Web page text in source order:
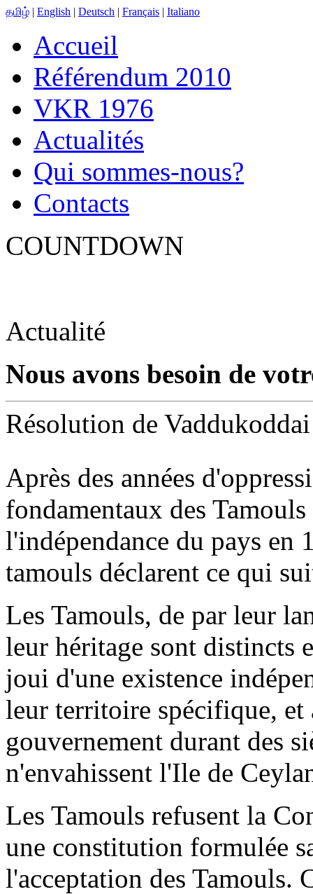
தமிழ் | English | Deutsch | Français | Italiano
Accueil
Référendum 2010
VKR 1976
Actualités
Qui sommes-nous?
Contacts
COUNTDOWN
Actualité
Nous avons besoin de
Résolution de
Après des années
fondamentaux des
l'indépendance du pays
tamouls déclarent ce qui
Les Tamouls, de par leur
leur héritage sont distincts
joui d'une existence
leur territoire spécifique, et
gouvernement durant des
n'envahissent l'Ile de
Les Tamouls refusent la
une constitution formulée
l'acceptation des Tamouls.